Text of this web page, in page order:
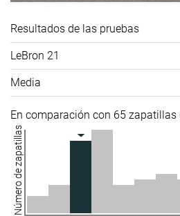
Resultados de las pruebas
LeBron 21
Media
En comparación con 65 zapatillas
Número de zapatillas